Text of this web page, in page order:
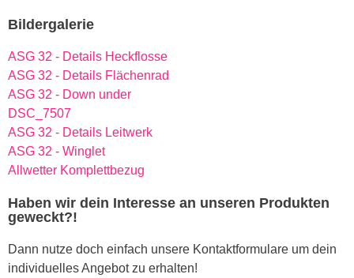
Bildergalerie
ASG 32 - Details Heckflosse
ASG 32 - Details Flächenrad
ASG 32 - Down under
DSC_7507
ASG 32 - Details Leitwerk
ASG 32 - Winglet
Allwetter Komplettbezug
Haben wir dein Interesse an unseren Produkten
geweckt?!
Dann nutze doch einfach unsere Kontaktformulare um dein
individuelles Angebot zu erhalten!